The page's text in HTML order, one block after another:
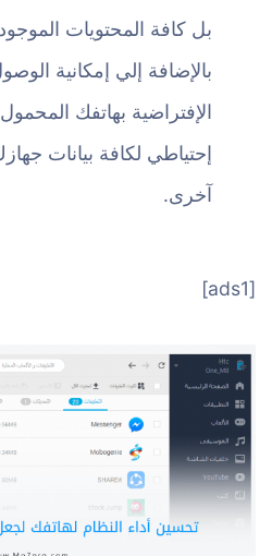
بل كافة المحتويات
بالإضافة إلي إمكانية
الإفتراضية بهاتفك
إحتياطي لكافة بيانات
آخرى.
[ads1]